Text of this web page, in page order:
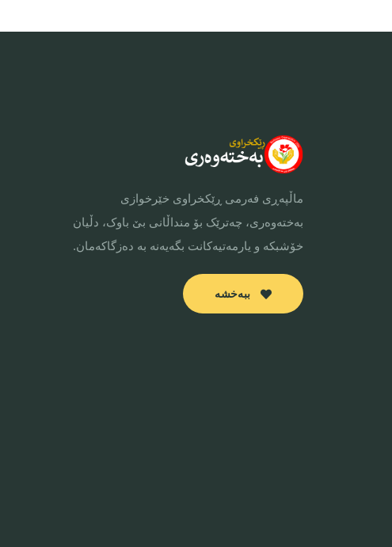
ماڵپەڕی فەرمی ڕێکخراوی خێرخوازی
بەختەوەری، چەترێک بۆ منداڵانی بێ باوک، دڵیان
خۆشبکە و یارمەتیەکانت بگەیەنە بە دەزگاکەمان.
ببەخشە